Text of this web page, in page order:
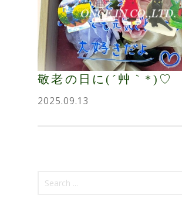
敬老の日に(´艸｀*)♡
2025.09.13